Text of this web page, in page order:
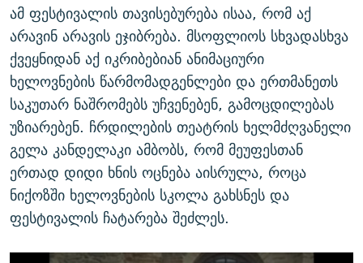
ამ ფესტივალის თავისებურება ისაა, რომ აქ
არავინ არავის ეჯიბრება. მსოფლიოს სხვადასხვა
ქვეყნიდან აქ იკრიბებიან ანიმაციური
ხელოვნების წარმომადგენლები და ერთმანეთს
საკუთარ ნაშრომებს უჩვენებენ, გამოცდილებას
უზიარებენ. ჩრდილების თეატრის ხელმძღვანელი
გელა კანდელაკი ამბობს, რომ მეუფესთან
ერთად დიდი ხნის ოცნება აისრულა, როცა
ნიქოზში ხელოვნების სკოლა გახსნეს და
ფესტივალის ჩატარება შეძლეს.